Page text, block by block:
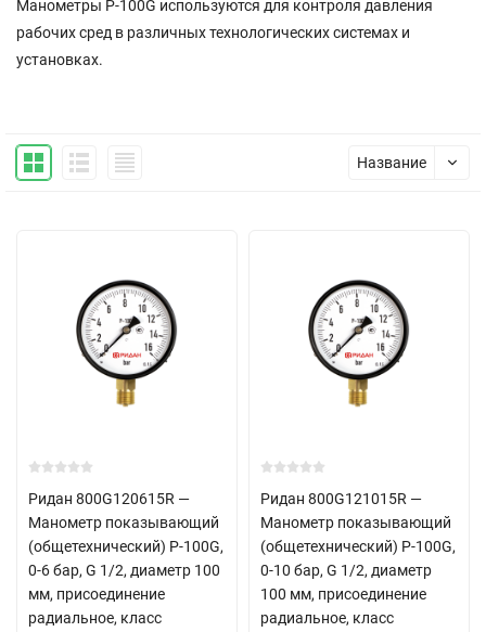
Манометры P-100G используются для контроля давления
рабочих сред в различных технологических системах и
установках.
Название
Ридан 800G120615R —
Манометр показывающий
(общетехнический) P-100G,
0-6 бар, G 1/2, диаметр 100
мм, присоединение
радиальное, класс
Ридан 800G121015R —
Манометр показывающий
(общетехнический) P-100G,
0-10 бар, G 1/2, диаметр
100 мм, присоединение
радиальное, класс